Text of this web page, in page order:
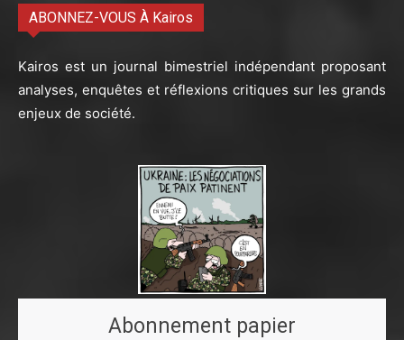
ABONNEZ-VOUS À Kairos
Kairos est un journal bimestriel indépendant proposant
analyses, enquêtes et réflexions critiques sur les grands
enjeux de société.
Abonnement papier